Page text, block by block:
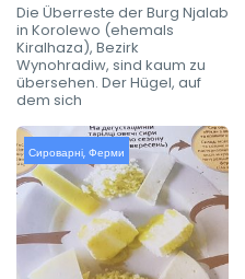
Die Überreste der Burg Njalab
in Korolewo (ehemals
Kiralhaza), Bezirk
Wynohradiw, sind kaum zu
übersehen. Der Hügel, auf
dem sich
Сироварні, Ферми